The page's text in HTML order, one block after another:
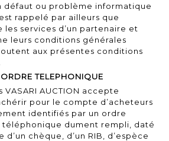
défaut ou problème informatique
rappelé par ailleurs que
les services d’un partenaire et
leurs conditions générales
aux présentes conditions
TELEPHONIQUE
AUCTION accepte
pour le compte d’acheteurs
identifiés par un ordre
téléphonique dument rempli, daté
chèque, d’un RIB, d’espèce